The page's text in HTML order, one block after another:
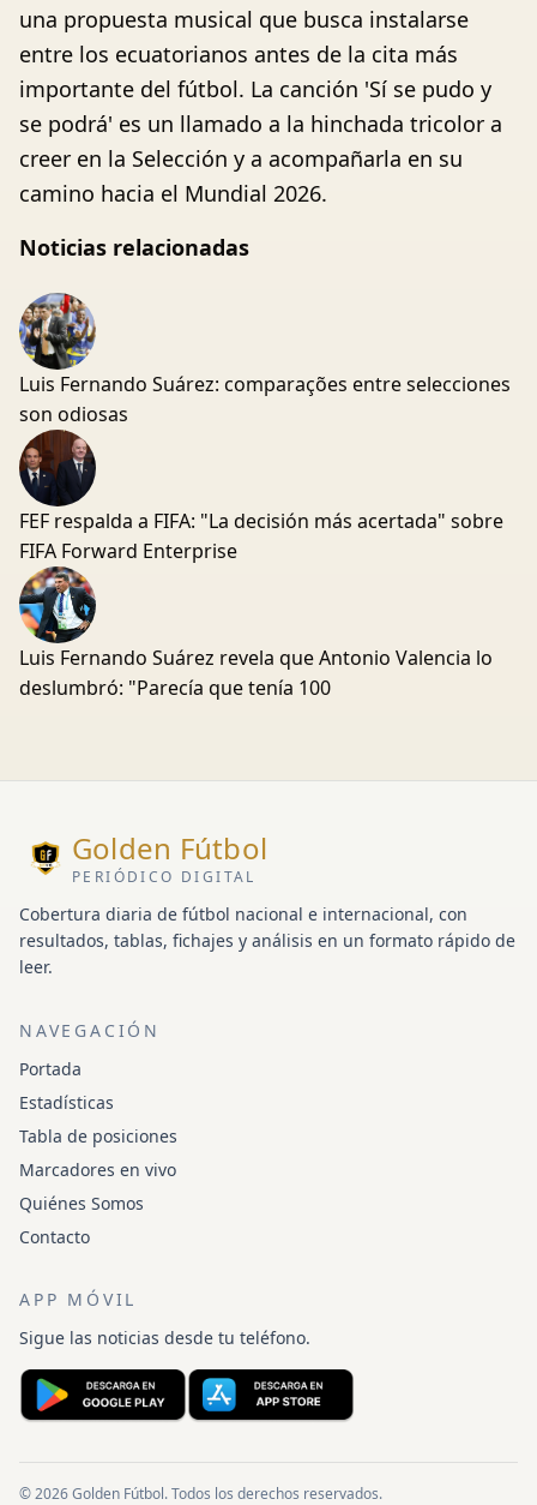
una propuesta musical que busca instalarse
entre los ecuatorianos antes de la cita más
importante del fútbol. La canción 'Sí se pudo y
se podrá' es un llamado a la hinchada tricolor a
creer en la Selección y a acompañarla en su
camino hacia el Mundial 2026.
Noticias relacionadas
Luis Fernando Suárez: comparações entre selecciones
son odiosas
FEF respalda a FIFA: "La decisión más acertada" sobre
FIFA Forward Enterprise
Luis Fernando Suárez revela que Antonio Valencia lo
deslumbró: "Parecía que tenía 100
Golden Fútbol
PERIÓDICO DIGITAL
Cobertura diaria de fútbol nacional e internacional, con
resultados, tablas, fichajes y análisis en un formato rápido de
leer.
NAVEGACIÓN
Portada
Estadísticas
Tabla de posiciones
Marcadores en vivo
Quiénes Somos
Contacto
APP MÓVIL
Sigue las noticias desde tu teléfono.
© 2026 Golden Fútbol. Todos los derechos reservados.